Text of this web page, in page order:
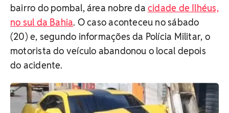
bairro do pombal, área nobre dacidade de Ilhéus,
no sul da Bahia. O caso aconteceu no sábado
(20) e, segundo informações da Polícia Militar, o
motorista do veículo abandonou o local depois
do acidente.